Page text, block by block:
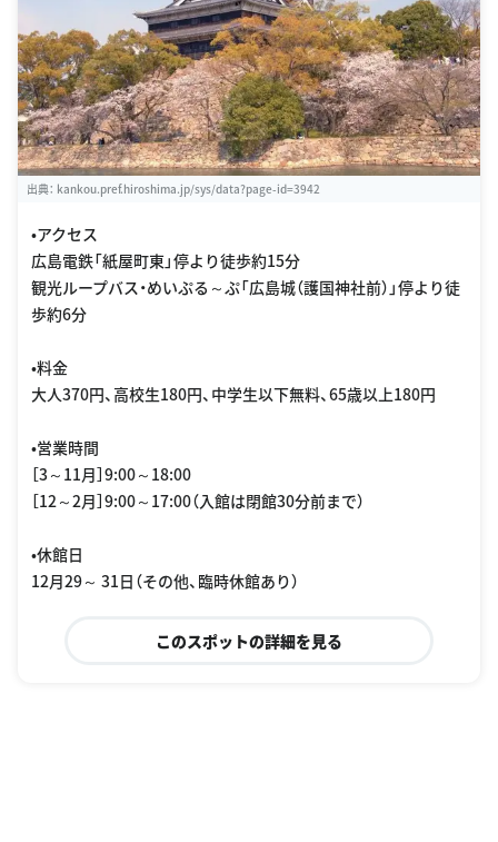
出典： kankou.pref.hiroshima.jp/sys/data?page-id=3942
•アクセス
広島電鉄「紙屋町東」停より徒歩約15分
観光ループバス・めいぷる～ぷ「広島城（護国神社前）」停より徒
歩約6分
•料金
大人370円、高校生180円、中学生以下無料、65歳以上180円
•営業時間
［3～11月］9:00～18:00
［12～2月］9:00～17:00（入館は閉館30分前まで）
•休館日
12月29～ 31日（その他、臨時休館あり）
このスポットの詳細を見る